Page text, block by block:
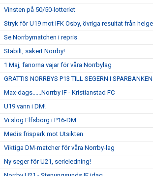
Vinsten på 50/50-lotteriet
Stryk för U19 mot IFK Osby, övriga resultat från
Se Norrbymatchen i repris
Stabilt, säkert Norrby!
1 Maj, fanorna vajar för våra Norrbylag
GRATTIS NORRBYS P13 TILL SEGERN I
Max-dags......Norrby IF - Kristianstad FC
U19 vann i DM!
Vi slog Elfsborg i P16-DM
Medis frispark mot Utsikten
Viktiga DM-matcher för våra Norrby-lag
Ny seger för U21, serieledning!